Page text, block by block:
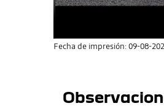
Fecha de impresión: 09-08-